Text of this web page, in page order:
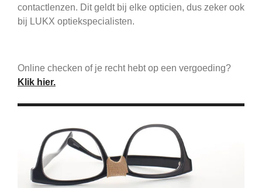
contactlenzen. Dit geldt bij elke opticien, dus zeker ook
bij LUKX optiekspecialisten.
Online checken of je recht hebt op een vergoeding?
Klik hier.